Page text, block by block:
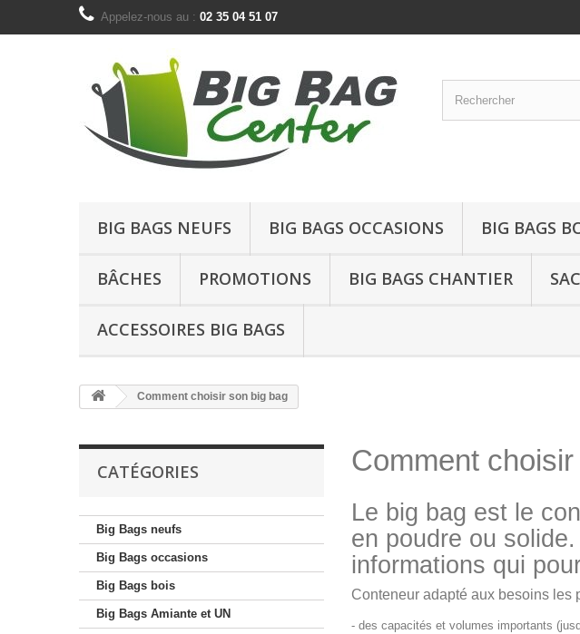
Appelez-nous au : 02 35 04 51 07
BIG BAGS NEUFS BIG BAGS OCCASIONS BIG BAGS
BÂCHES PROMOTIONS BIG BAGS CHANTIER
ACCESSOIRES BIG BAGS
Comment choisir son big bag
CATÉGORIES
Big Bags neufs
Big Bags occasions
Big Bags bois
Big Bags Amiante et UN
Comment
Le big bag est le
en poudre ou
informations qui
Conteneur adapté aux besoins les
- des capacités et volumes importants